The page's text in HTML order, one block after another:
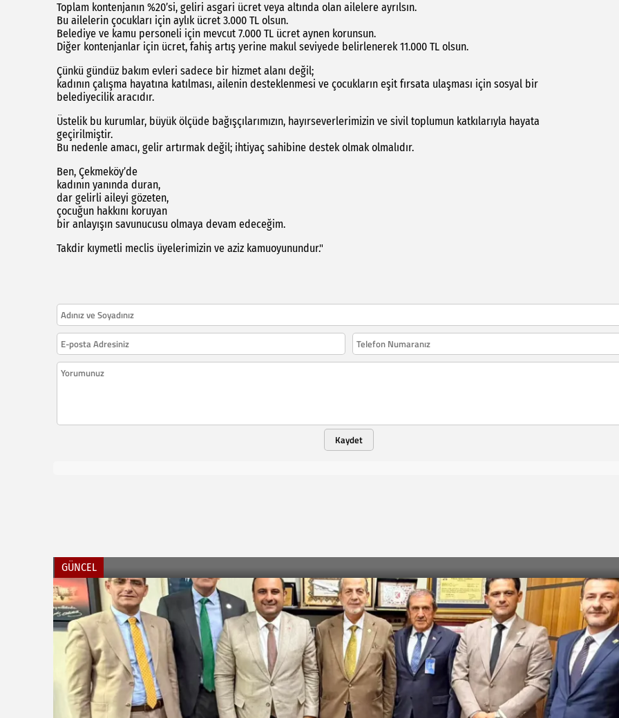
Toplam kontenjanın %20’si, geliri asgari ücret veya altında olan ailelere ayrılsın.
Bu ailelerin çocukları için aylık ücret 3.000 TL olsun.
Belediye ve kamu personeli için mevcut 7.000 TL ücret aynen korunsun.
Diğer kontenjanlar için ücret, fahiş artış yerine makul seviyede belirlenerek 11.000 TL olsun.
Çünkü gündüz bakım evleri sadece bir hizmet alanı değil;
kadının çalışma hayatına katılması, ailenin desteklenmesi ve çocukların eşit fırsata ulaşması için sosyal bir
belediyecilik aracıdır.
Üstelik bu kurumlar, büyük ölçüde bağışçılarımızın, hayırseverlerimizin ve sivil toplumun katkılarıyla hayata
geçirilmiştir.
Bu nedenle amacı, gelir artırmak değil; ihtiyaç sahibine destek olmak olmalıdır.
Ben, Çekmeköy’de
kadının yanında duran,
dar gelirli aileyi gözeten,
çocuğun hakkını koruyan
bir anlayışın savunucusu olmaya devam edeceğim.
Takdir kıymetli meclis üyelerimizin ve aziz kamuoyunundur."
Kaydet
GÜNCEL